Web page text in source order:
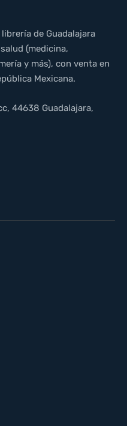
de Guadalajara
(medicina,
y más), con venta en
Mexicana.
44638 Guadalajara,